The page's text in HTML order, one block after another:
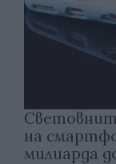
на
милиарда